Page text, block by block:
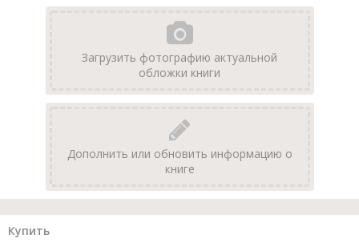
Загрузить фотографию актуальной
обложки книги
Дополнить или обновить информацию о
книге
Купить